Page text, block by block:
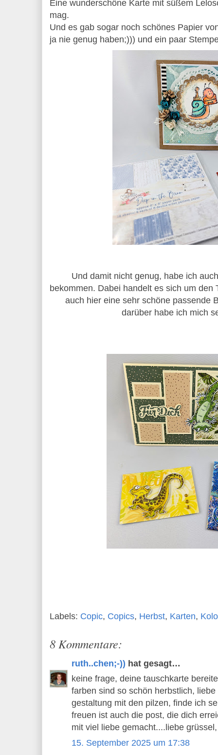
Eine wunderschöne Karte mit süßem
mag.
Und es gab sogar noch schönes Papier
ja nie genug haben;))) und ein paar
Und damit nicht genug, habe ich
bekommen. Dabei handelt es sich um den
auch hier eine sehr schöne passende
darüber habe ich mich
Labels: Copic, Copics, Herbst, Karten,
8 Kommentare:
ruth..chen;-)) hat gesagt…
keine frage, deine tauschkarte
farben sind so schön herbstlich,
gestaltung mit den pilzen, finde ich
freuen ist auch die post, die dich
mit viel liebe gemacht....liebe
15. September 2025 um 17:38